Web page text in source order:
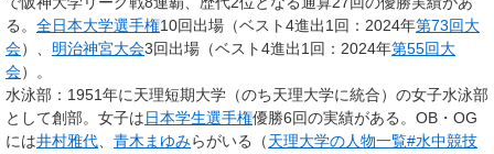
る。 全日本大学選手権10回出場（ベスト4進出1回：2024年第73回大
会）、 明治神宮大会3回出場（ベスト4進出1回：2024年第55回大
会）。
水泳部：1951年に天理短期大学（のち天理大学に統合）の女子水泳部
として創部。女子は日本学生選手権優勝6回の実績がある。OB・OG
には井村雅代 青木まゆみらがいる（天理大学の人物一覧#水中競技